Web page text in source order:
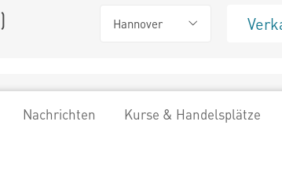
) Hannover
Nachrichten Kurse & Handelsplätze